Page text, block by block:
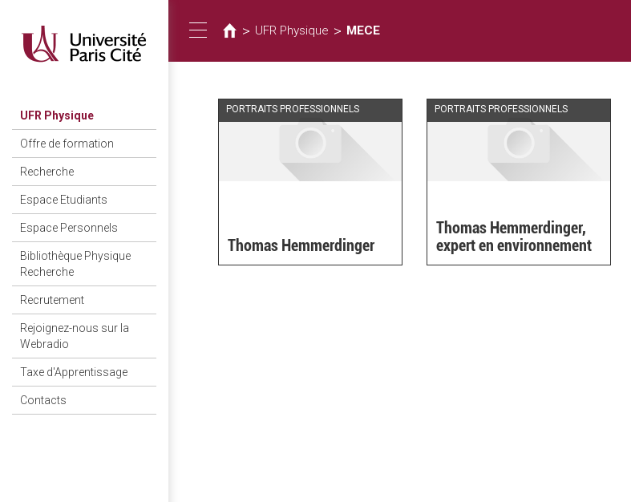
UFR Physique
Offre de formation
Recherche
Espace Etudiants
Espace Personnels
Bibliothèque Physique
Recherche
Recrutement
Rejoignez-nous sur la
Webradio
Taxe d'Apprentissage
Contacts
Toggle
navigation
在
這
> UFR Physique > MECE
PORTRAITS PROFESSIONNELS
Thomas Hemmerdinger
PORTRAITS PROFESSIONNELS
Thomas Hemmerdinger,
expert en environnement